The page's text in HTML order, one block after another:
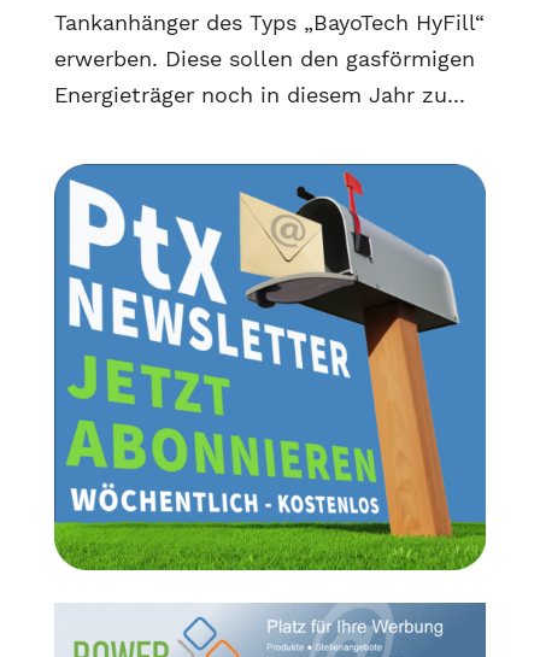
Tankanhänger des Typs „BayoTech HyFill“
erwerben. Diese sollen den gasförmigen
Energieträger noch in diesem Jahr zu...